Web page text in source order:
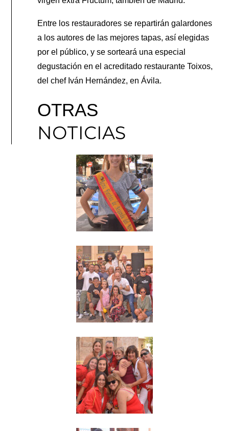
Entre los restauradores se repartirán galardones
a los autores de las mejores tapas, así elegidas
por el público, y se sorteará una especial
degustación en el acreditado restaurante Toixos,
del chef Iván Hernández, en Ávila.
OTRAS
NOTICIAS